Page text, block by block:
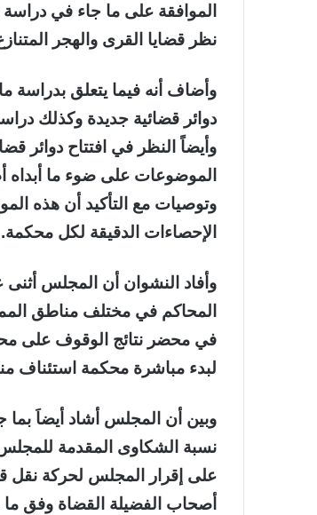
الموافقة على ما جاء في
نظر قضايا القرى والهجر
وأضاف أنه فيما يتعلق بدراسة
دوائر قضائية جديدة وكذلك
وأيضاً النظر في افتتاح دوائر
الموضوعات على ضوء ما
وتوصيات مع التأكيد أن هذه
الإحصاءات الدقيقة لكل محكمة.
وأفاد النشوان أن المجلس أثنى
المحاكم في مختلف مناطق
لبدء مباشرة محكمة استئناف
وبين أن المجلس أشاد أيضاَ بما
نسبة الشكاوى المقدمة للمجلس
على إقرار المجلس لحركة نقل
أصحاب الفضيلة القضاة وفق